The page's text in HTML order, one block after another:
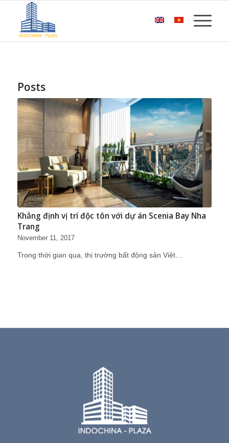
Posts
Khẳng định vị trí độc tôn với dự án Scenia Bay Nha
Trang
November 11, 2017
Trong thời gian qua, thị trường bất động sản Việt…